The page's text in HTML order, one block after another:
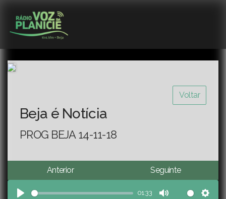
Voltar
Beja é Notícia
PROG BEJA 14-11-18
Anterior Seguinte
01:33